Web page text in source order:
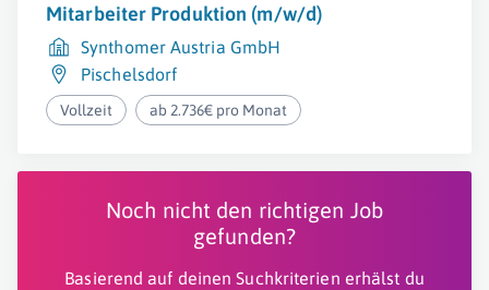
Mitarbeiter Produktion (m/w/d)
Synthomer Austria GmbH
Pischelsdorf
Vollzeit ab 2.736€ pro Monat
Noch nicht den richtigen Job
gefunden?
Basierend auf deinen Suchkriterien erhälst du